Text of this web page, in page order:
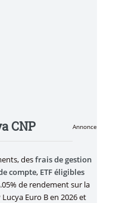
Annonce
CNP
desfrais de gestion
compte, ETF éligibles
de rendement sur la
Euro B en 2026 et